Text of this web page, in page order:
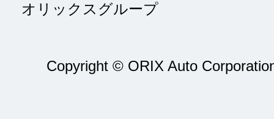
オリックスグループ
Copyright © ORIX Auto